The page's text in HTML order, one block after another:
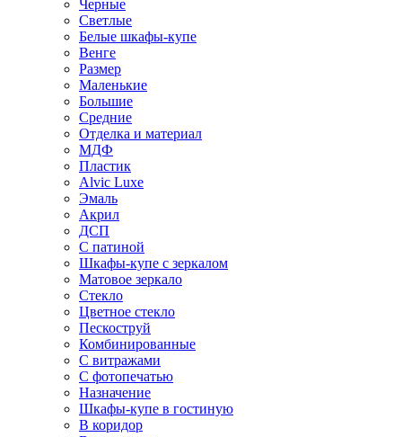
Черные
Светлые
Белые шкафы-купе
Венге
Размер
Маленькие
Большие
Средние
Отделка и материал
МДФ
Пластик
Alvic Luxe
Эмаль
Акрил
ДСП
С патиной
Шкафы-купе с зеркалом
Матовое зеркало
Стекло
Цветное стекло
Пескоструй
Комбинированные
С витражами
С фотопечатью
Назначение
Шкафы-купе в гостиную
В коридор